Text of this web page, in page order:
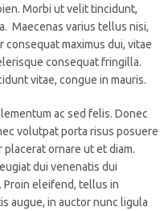
Morbi ut velit tincidunt,
Maecenas varius tellus nisi,
maximus dui, vitae
consequat fringilla.
vitae, congue in mauris.
ac sed felis. Donec
volutpat porta risus posuere
ornare ut et diam.
dui venenatis dui
Proin eleifend, tellus in
augue, in auctor nunc ligula